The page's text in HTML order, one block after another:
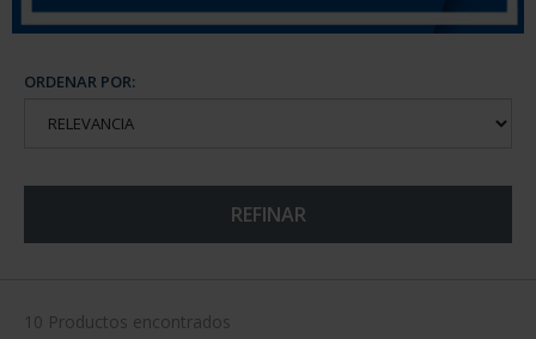
ORDENAR POR:
REFINAR
10 Productos encontrados